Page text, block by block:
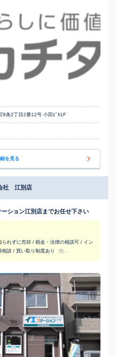
8条2丁目2番12号 小田ﾋﾞﾙ1F
を見る
社 江別店
ション江別店までお任せ下さい
れずに売却 / 税金・法律の相談可 / イン
談 / 買い取り制度あり
他...